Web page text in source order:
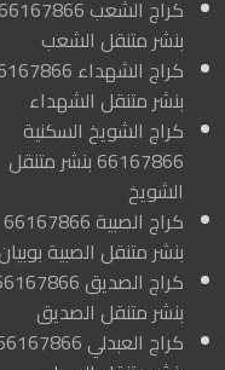
كراج الشعب
بنشر متنقل الشعب
كراج الشهداء
بنشر متنقل الشهداء
كراج الشويخ السكنية
66167866 بنشر متنقل
الشويخ
كراج الصبية 66167866
بنشر متنقل الصبية بوبيان
كراج الصديق
بنشر متنقل الصديق
كراج العبدلي